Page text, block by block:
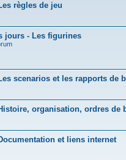
règles de jeu
jours - Les figurines
scenarios et les rapports de
organisation, ordres
et liens internet